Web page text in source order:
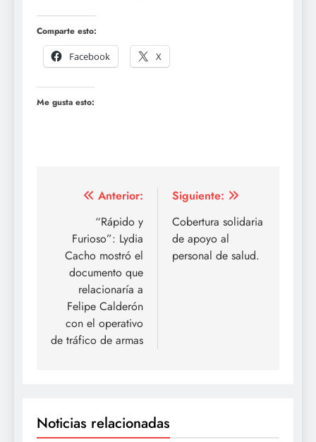
Comparte esto:
Facebook
X
Me gusta esto:
Navegación
entradas
Anterior:
“Rápido y
Furioso”: Lydia
Cacho mostró el
documento que
relacionaría a
Felipe Calderón
con el operativo
de tráfico de armas
Siguiente:
Cobertura solidaria
de apoyo al
personal de salud.
Noticias relacionadas